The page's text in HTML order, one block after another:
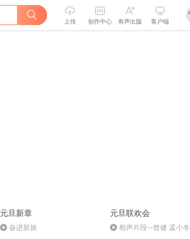
上传 创作中心 有声出版 客户端
元旦新章
奋进新旅
元旦联欢会
相声片段--曾健 孟小冬